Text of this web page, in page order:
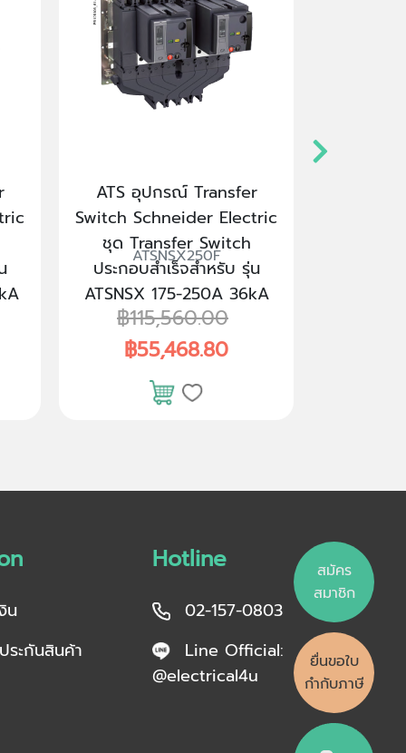
สมัคร
สมาชิก
ยื่นขอใบ
กำกับภาษี
ATS อุปกรณ์ Transfer
Switch Schneider Electric
ชุด Transfer Switch
ประกอบสำเร็จสำหรับ รุ่น
ATSNSX 175-250A 36kA
ATSNSX250F
฿115,560.00
฿55,468.80
น
ระกันสินค้า
Hotline
02-157-0803
Line Official:
@electrical4u